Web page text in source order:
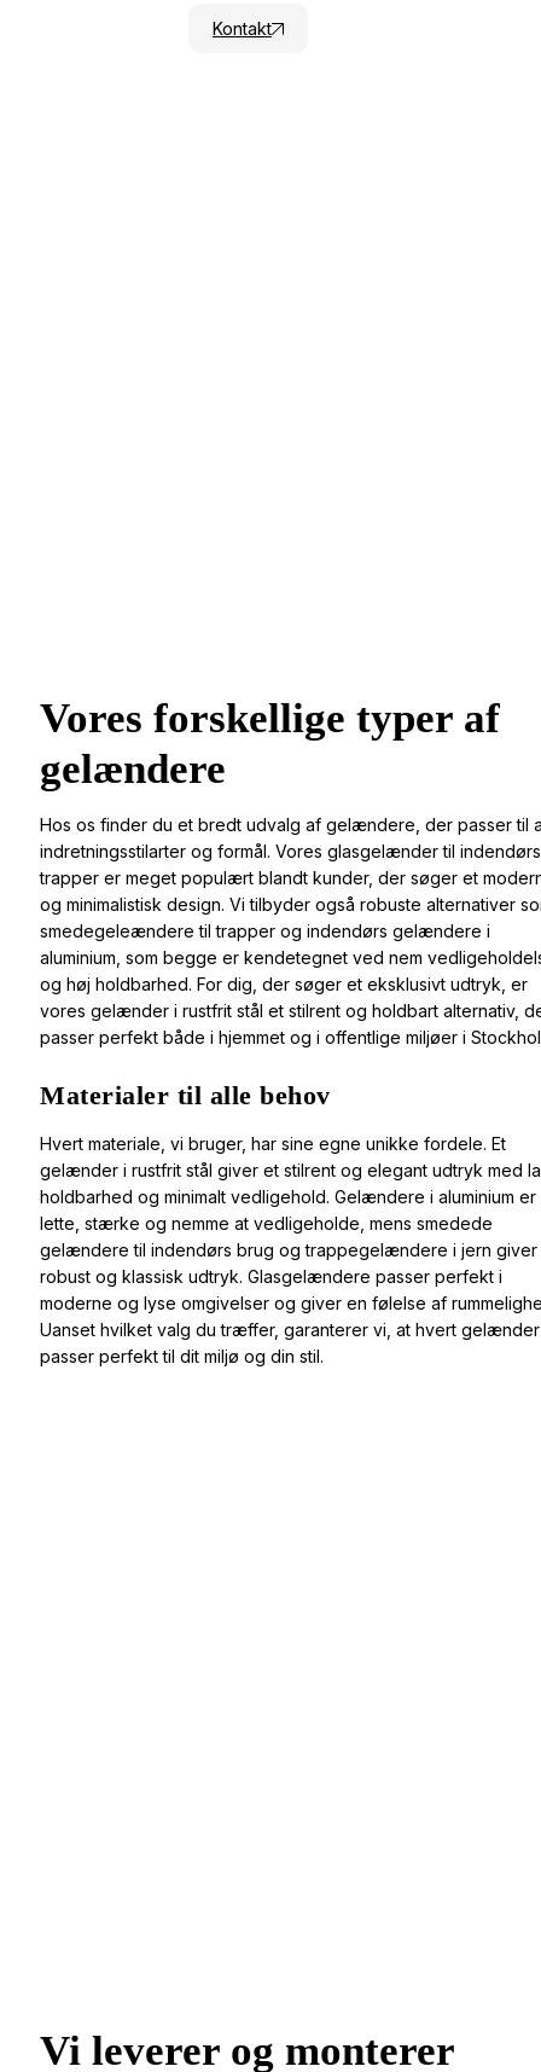
Kontakt
Vores forskellige typer af
gelændere
Hos os finder du et bredt udvalg af gelændere, der passer til
indretningsstilarter og formål. Vores glasgelænder til indendørs
trapper er meget populært blandt kunder, der søger et
og minimalistisk design. Vi tilbyder også robuste alternativer
smedegeleændere til trapper og indendørs gelændere i
aluminium, som begge er kendetegnet ved nem
og høj holdbarhed. For dig, der søger et eksklusivt udtryk, er
vores gelænder i rustfrit stål et stilrent og holdbart alternativ,
passer perfekt både i hjemmet og i offentlige miljøer i
Materialer til alle behov
Hvert materiale, vi bruger, har sine egne unikke fordele. Et
gelænder i rustfrit stål giver et stilrent og elegant udtryk med
holdbarhed og minimalt vedligehold. Gelændere i aluminium er
lette, stærke og nemme at vedligeholde, mens smedede
gelændere til indendørs brug og trappegelændere i jern giver
robust og klassisk udtryk. Glasgelændere passer perfekt i
moderne og lyse omgivelser og giver en følelse af
Uanset hvilket valg du træffer, garanterer vi, at hvert gelænder
passer perfekt til dit miljø og din stil.
Vi leverer og monterer